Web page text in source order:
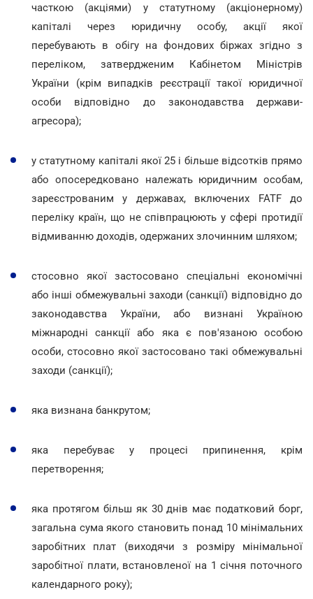
часткою (акціями) у статутному (акціонерному)
капіталі через юридичну особу, акції якої
перебувають в обігу на фондових біржах згідно з
переліком, затвердженим Кабінетом Міністрів
України (крім випадків реєстрації такої юридичної
особи відповідно до законодавства держави-
агресора);
у статутному капіталі якої 25 і більше відсотків прямо
або опосередковано належать юридичним особам,
зареєстрованим у державах, включених FATF до
переліку країн, що не співпрацюють у сфері протидії
відмиванню доходів, одержаних злочинним шляхом;
стосовно якої застосовано спеціальні економічні
або інші обмежувальні заходи (санкції) відповідно до
законодавства України, або визнані Україною
міжнародні санкції або яка є пов'язаною особою
особи, стосовно якої застосовано такі обмежувальні
заходи (санкції);
яка визнана банкрутом;
яка перебуває у процесі припинення, крім
перетворення;
яка протягом більш як 30 днів має податковий борг,
загальна сума якого становить понад 10 мінімальних
заробітних плат (виходячи з розміру мінімальної
заробітної плати, встановленої на 1 січня поточного
календарного року);